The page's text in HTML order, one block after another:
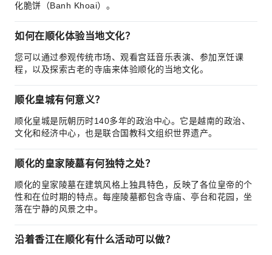
化脆饼（Banh Khoai）。
如何在顺化体验当地文化？
您可以通过参观传统市场、观看宫廷音乐表演、参加烹饪课
程，以及探索古老的寺庙来体验顺化的当地文化。
顺化皇城有何意义？
顺化皇城是阮朝历时140多年的政治中心。它是越南的政治、
文化和经济中心，也是联合国教科文组织世界遗产。
顺化的皇家陵墓有何独特之处？
顺化的皇家陵墓在建筑风格上独具特色，反映了各位皇帝的个
性和在位时期的特点。每座陵墓都包含寺庙、亭台和花园，坐
落在宁静的风景之中。
沿着香江在顺化有什么活动可以做？